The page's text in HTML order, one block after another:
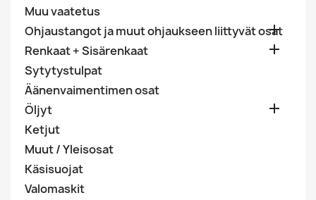
Muu vaatetus
Ohjaustangot ja muut ohjaukseen liittyvät osat

Renkaat + Sisärenkaat 
Sytytystulpat
Äänenvaimentimen osat
Öljyt

Ketjut
Muut / Yleisosat
Käsisuojat
Valomaskit